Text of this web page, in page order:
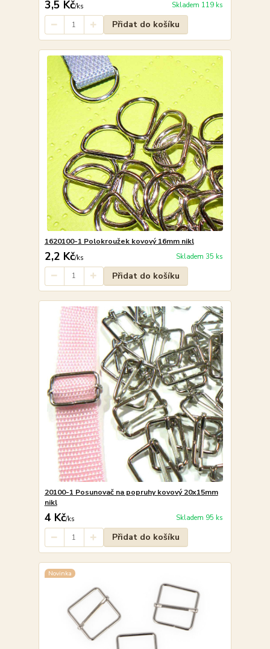
3,5 Kč/ks Skladem 119 ks
Přidat do košíku
1620100-1 Polokroužek kovový 16mm nikl
2,2 Kč/ks Skladem 35 ks
Přidat do košíku
20100-1 Posunovač na popruhy kovový 20x15mm
nikl
4 Kč/ks Skladem 95 ks
Přidat do košíku
Novinka